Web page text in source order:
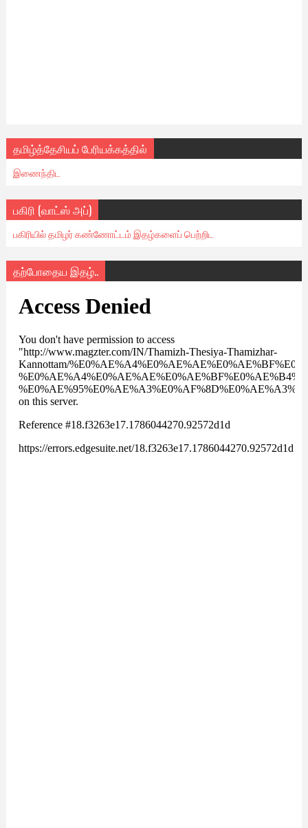
தமிழ்த்தேசியப் பேரியக்கத்தில்
இணைந்திட
பகிரி (வாட்ஸ் அப்)
பகிரியில் தமிழர் கண்ணோட்டம் இதழ்களைப் பெற்றிட
தற்போதைய இதழ்..